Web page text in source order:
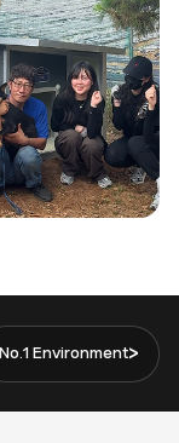
No.1 Environment>